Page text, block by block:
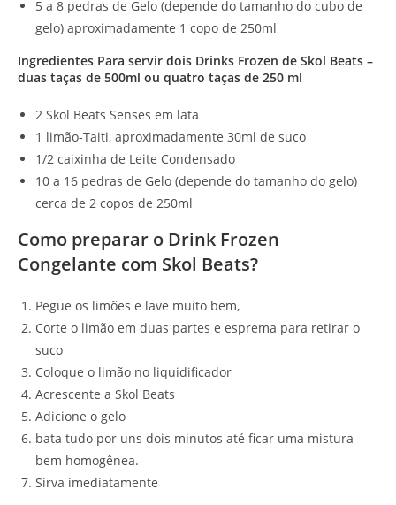
5 a 8 pedras de Gelo (depende do tamanho do cubo de
gelo) aproximadamente 1 copo de 250ml
Ingredientes Para servir dois Drinks Frozen de Skol Beats –
duas taças de 500ml ou quatro taças de 250 ml
2 Skol Beats Senses em lata
1 limão-Taiti, aproximadamente 30ml de suco
1/2 caixinha de Leite Condensado
10 a 16 pedras de Gelo (depende do tamanho do gelo)
cerca de 2 copos de 250ml
Como preparar o Drink Frozen
Congelante com Skol Beats?
Pegue os limões e lave muito bem,
Corte o limão em duas partes e esprema para retirar o
suco
Coloque o limão no liquidificador
Acrescente a Skol Beats
Adicione o gelo
bata tudo por uns dois minutos até ficar uma mistura
bem homogênea.
Sirva imediatamente